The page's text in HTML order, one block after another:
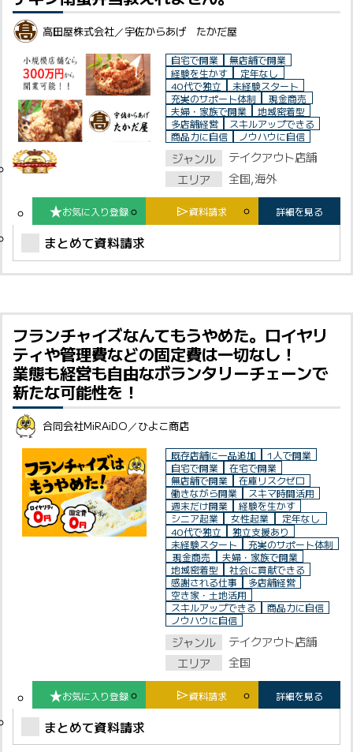
高田屋株式会社／宇佐からあげ たかだ屋
自宅で開業
無店舗で開業
経験を生かす
定年なし
40代で独立
未経験スタート
充実のサポート体制
現金商売
夫婦・家族で開業
地域密着型
多店舗経営
スキルアップできる
商品力に自信
ノウハウに自信
ジャンル
テイクアウト店舗
エリア
全国,海外
お気に入り登録 資料請求 詳細を見る
まとめて資料請求
フランチャイズなんてもうやめた。ロイヤリ
ティや管理費などの固定費は一切なし！
業態も経営も自由なボランタリーチェーンで
新たな可能性を！
合同会社MiRAiDO／ひよこ商店
既存店舗に一品追加
1人で開業
自宅で開業
在宅で開業
無店舗で開業
在庫リスクゼロ
働きながら開業
スキマ時間活用
週末だけ開業
経験を生かす
シニア起業
女性起業
定年なし
40代で独立
独立支援あり
未経験スタート
充実のサポート体制
現金商売
夫婦・家族で開業
地域密着型
社会に貢献できる
感謝される仕事
多店舗経営
空き家・土地活用
スキルアップできる
商品力に自信
ノウハウに自信
ジャンル
テイクアウト店舗
エリア
全国
お気に入り登録 資料請求 詳細を見る
まとめて資料請求